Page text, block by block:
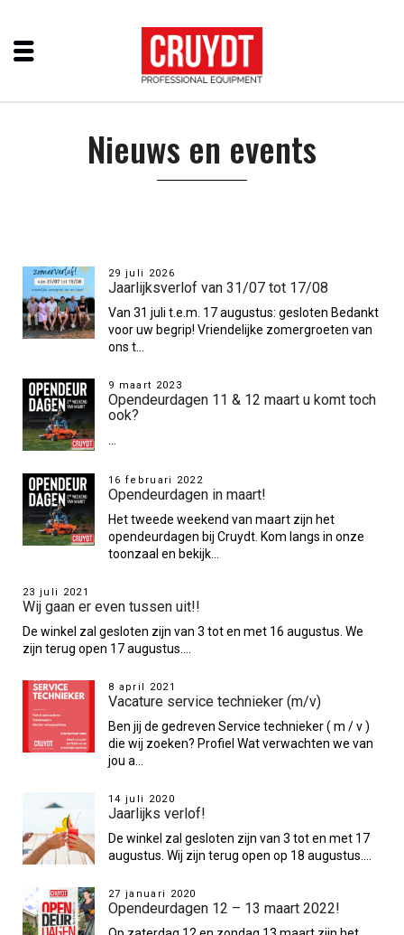
Nieuws en events
29 juli 2026
Jaarlijksverlof van 31/07 tot 17/08
Van 31 juli t.e.m. 17 augustus: gesloten Bedankt
voor uw begrip! Vriendelijke zomergroeten van
ons t...
9 maart 2023
Opendeurdagen 11 & 12 maart u komt toch
ook?
16 februari 2022
Opendeurdagen in maart!
Het tweede weekend van maart zijn het
opendeurdagen bij Cruydt. Kom langs in onze
toonzaal en bekijk...
23 juli 2021
Wij gaan er even tussen uit!!
De winkel zal gesloten zijn van 3 tot en met 16 augustus. We
zijn terug open 17 augustus....
8 april 2021
Vacature service technieker (m/v)
Ben jij de gedreven Service technieker ( m / v )
die wij zoeken? Profiel Wat verwachten we van
jou a...
14 juli 2020
Jaarlijks verlof!
De winkel zal gesloten zijn van 3 tot en met 17
augustus. Wij zijn terug open op 18 augustus....
27 januari 2020
Opendeurdagen 12 – 13 maart 2022!